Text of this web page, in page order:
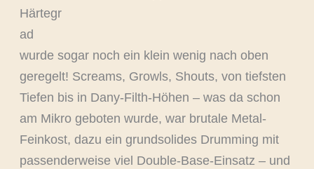
Härtegr
ad
wurde sogar noch ein klein wenig nach oben
geregelt! Screams, Growls, Shouts, von tiefsten
Tiefen bis in Dany-Filth-Höhen – was da schon
am Mikro geboten wurde, war brutale Metal-
Feinkost, dazu ein grundsolides Drumming mit
passenderweise viel Double-Base-Einsatz – und